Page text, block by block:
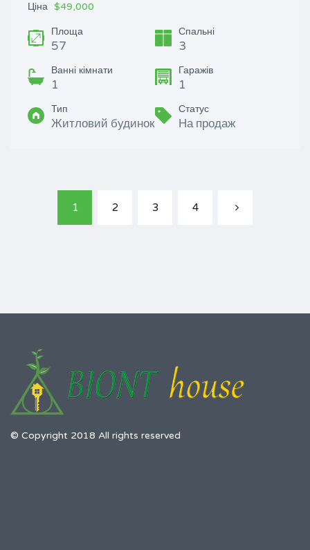
Ціна $49,000
Площа
57
Спальні
3
Ванні кімнати
1
Гаражів
1
Тип
Житловий будинок
Статус
На продаж
1 2 3 4
© Copyright 2018 All rights reserved